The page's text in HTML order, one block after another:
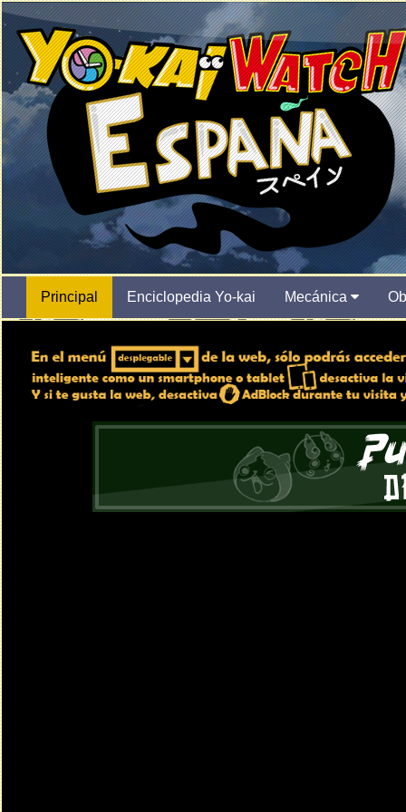
Principal Enciclopedia Yo-kai Mecánica